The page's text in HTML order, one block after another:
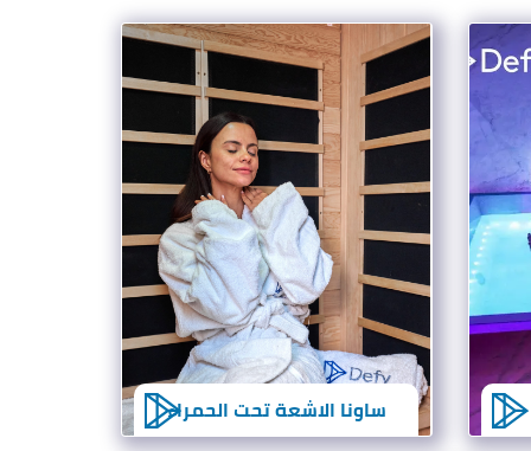
ساونا الاشعة تحت الحمراء